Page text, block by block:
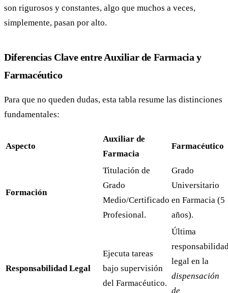
son rigurosos y constantes, algo que muchos a veces,
simplemente, pasan por alto.
Diferencias Clave entre Auxiliar de Farmacia y
Farmacéutico
Para que no queden dudas, esta tabla resume las distinciones
fundamentales:
Aspecto
Auxiliar de
Farmacia
Farmacéutico
Formación
Titulación de
Grado
Medio/Certificado
Profesional.
Grado
Universitario
en Farmacia (5
años).
Responsabilidad Legal
Ejecuta tareas
bajo supervisión
del Farmacéutico.
Última
legal en la
dispensación
de